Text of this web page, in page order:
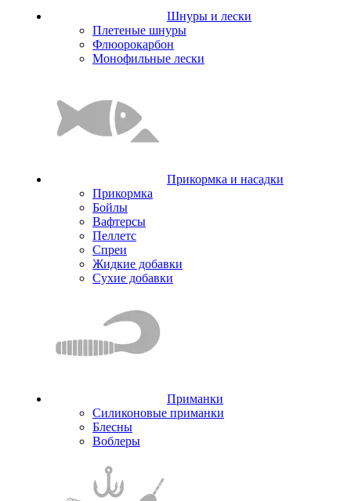
Шнуры и лески
Плетеные шнуры
Флюорокарбон
Монофильные лески
Прикормка и насадки
Прикормка
Бойлы
Вафтерсы
Пеллетс
Спреи
Жидкие добавки
Сухие добавки
Приманки
Силиконовые приманки
Блесны
Воблеры